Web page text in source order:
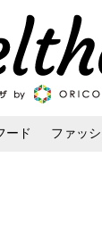
ード ファッ